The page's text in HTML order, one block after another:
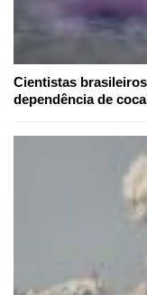
Cientistas
dependência de